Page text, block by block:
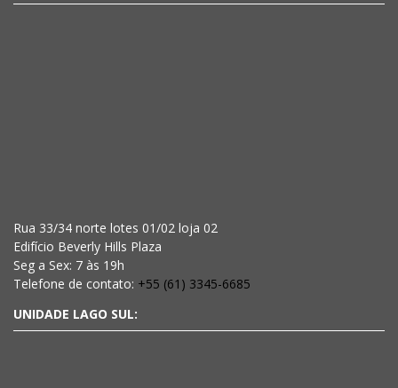
Rua 33/34 norte lotes 01/02 loja 02
Edifício Beverly Hills Plaza
Seg a Sex: 7 às 19h
Telefone de contato: +55 (61) 3345-6685
UNIDADE LAGO SUL: